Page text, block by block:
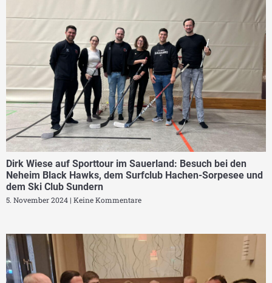
Dirk Wiese auf Sporttour im Sauerland: Besuch bei den
Neheim Black Hawks, dem Surfclub Hachen-Sorpesee und
dem Ski Club Sundern
5. November 2024 Keine Kommentare